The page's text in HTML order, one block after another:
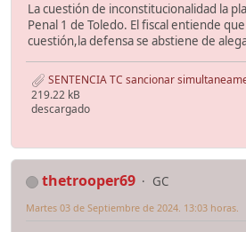
La cuestión de inconstitucionalidad la
Penal 1 de Toledo. El fiscal entiende
cuestión,la defensa se abstiene de
SENTENCIA TC sancionar simultaneamente delito e infracción administrativa
219.22 kB
descargado
thetrooper69
GC
Martes 03 de Septiembre de 2024. 13:03 horas.